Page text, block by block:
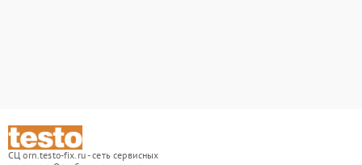
СЦ orn.testo-fix.ru - сеть сервисных